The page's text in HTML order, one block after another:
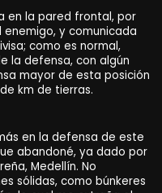
en la pared frontal, por
y comunicada
como es normal,
la defensa, con algún
mayor de esta posición
km de tierras.
en la defensa de este
abandoné, ya dado por
Medellín. No
sólidas, como búnkeres